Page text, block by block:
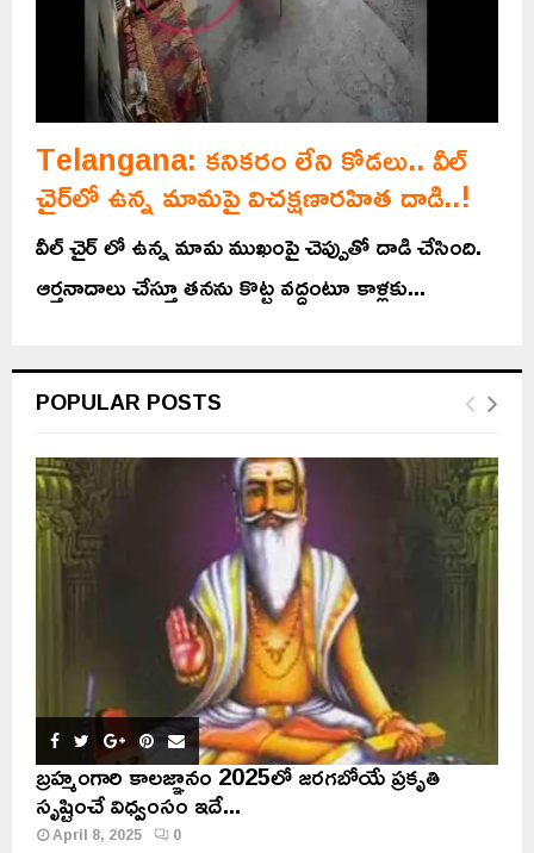
Telangana: కనికరం లేని కోడలు.. వీల్
చైర్‌లో ఉన్న మామపై విచక్షణారహిత దాడి..!
వీల్ చైర్ లో ఉన్న మామ ముఖంపై చెప్పుతో దాడి చేసింది.
ఆర్తనాదాలు చేస్తూ తనను కొట్ట వద్దంటూ కాళ్లకు...
POPULAR POSTS
బ్రహ్మంగారి కాలజ్ఞానం 2025లో జరగబోయే ప్రకృతి
సృష్టించే విధ్వంసం ఇదే...
April 8, 2025 0